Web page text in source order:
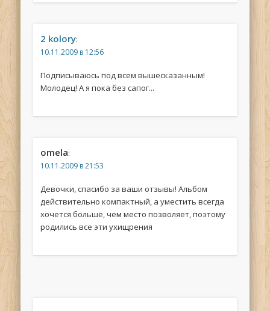
2 kolory:
10.11.2009 в 12:56
Подписываюсь под всем вышесказанным!
Молодец! А я пока без сапог...
omela:
10.11.2009 в 21:53
Девочки, спасибо за ваши отзывы! Альбом
действительно компактный, а уместить всегда
хочется больше, чем место позволяет, поэтому
родились все эти ухищрения